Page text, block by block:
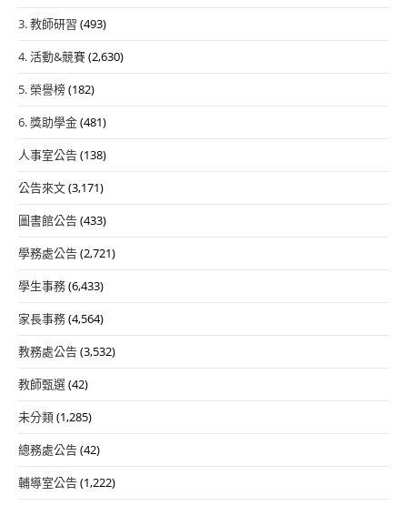
3. 教師研習 (493)
4. 活動&競賽(2,630)
5. 榮譽榜(182)
6. 獎助學金(481)
人事室公告(138)
公告來文(3,171)
圖書館公告(433)
學務處公告(2,721)
學生事務(6,433)
家長事務(4,564)
教務處公告(3,532)
教師甄選(42)
未分類(1,285)
總務處公告(42)
輔導室公告(1,222)